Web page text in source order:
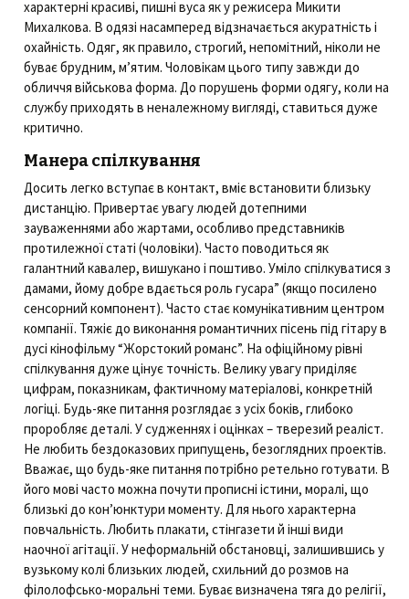
характерні красиві, пишні вуса як у режисера Микити
Михалкова. В одязі насамперед відзначається акуратність і
охайність. Одяг, як правило, строгий, непомітний, ніколи не
буває брудним, м’ятим. Чоловікам цього типу завжди до
обличчя військова форма. До порушень форми одягу, коли на
службу приходять в неналежному вигляді, ставиться дуже
критично.
Манера спілкування
Досить легко вступає в контакт, вміє встановити близьку
дистанцію. Привертає увагу людей дотепними
зауваженнями або жартами, особливо представників
протилежної статі (чоловіки). Часто поводиться як
галантний кавалер, вишукано і поштиво. Уміло спілкуватися з
дамами, йому добре вдається роль гусара” (якщо посилено
сенсорний компонент). Часто стає комунікативним центром
компанії. Тяжіє до виконання романтичних пісень під гітару в
дусі кінофільму “Жорстокий романс”. На офіційному рівні
спілкування дуже цінує точність. Велику увагу приділяє
цифрам, показникам, фактичному матеріалові, конкретній
логіці. Будь-яке питання розглядає з усіх боків, глибоко
проробляє деталі. У судженнях і оцінках – тверезий реаліст.
Не любить бездоказових припущень, безоглядних проектів.
Вважає, що будь-яке питання потрібно ретельно готувати. В
його мові часто можна почути прописні істини, моралі, що
близькі до кон’юнктури моменту. Для нього характерна
повчальність. Любить плакати, стінгазети й інші види
наочної агітації. У неформальній обстановці, залишившись у
вузькому колі близьких людей, схильний до розмов на
філолофсько-моральні теми. Буває визначена тяга до релігії,